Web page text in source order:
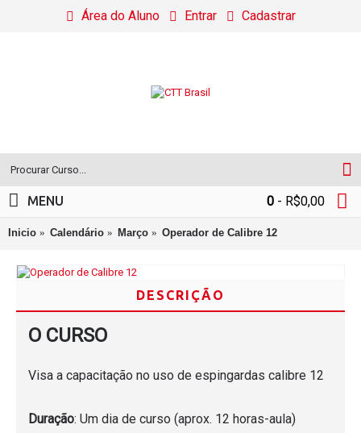
Área do Aluno Entrar Cadastrar
0 - R$0,00
MENU
Inicio Calendário Março Operador de Calibre 12
DESCRIÇÃO
O CURSO
Visa a capacitação no uso de espingardas calibre 12
Duração: Um dia de curso (aprox. 12 horas-aula)